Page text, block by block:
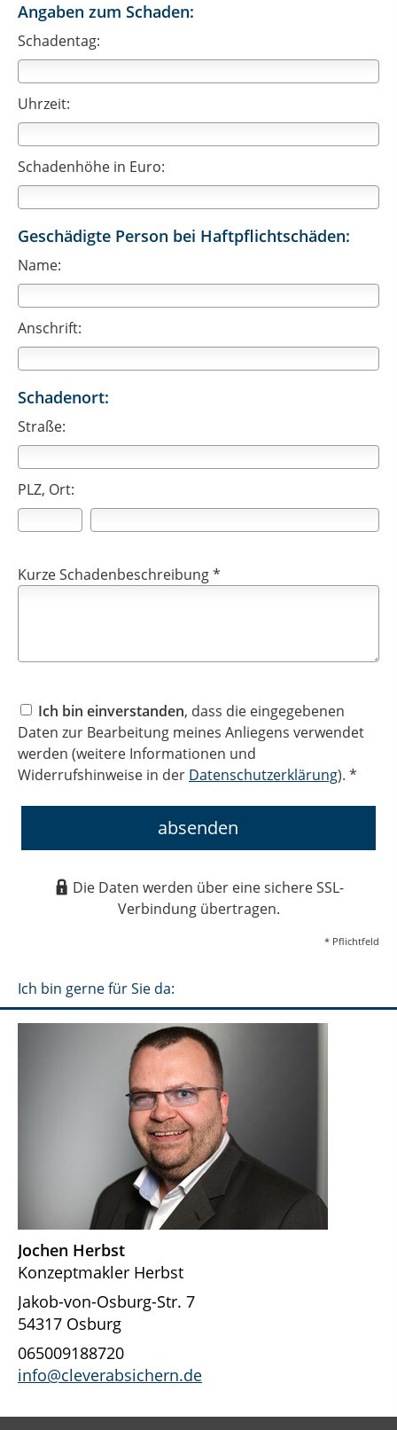
Angaben zum Schaden:
Schadentag:
Uhrzeit:
Schadenhöhe in Euro:
Geschädigte Person bei Haftpflichtschäden:
Name:
Anschrift:
Schadenort:
Straße:
PLZ, Ort:
Kurze Schadenbeschreibung *
Ich bin einverstanden, dass die eingegebenen
Daten zur Bearbeitung meines Anliegens verwendet
werden (weitere Informationen und
Widerrufshinweise in der Datenschutzerklärung). *
absenden
Die Daten werden über eine sichere SSL-
Verbindung übertragen.
* Pflichtfeld
Ich bin gerne für Sie da:
Jochen Herbst
Konzeptmakler Herbst
Jakob-von-Osburg-Str. 7
54317 Osburg
065009188720
info@cleverabsichern.de